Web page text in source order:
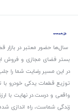
سال‌ها حضور معتبر در
بستر فضای مجازی و فروش
در این مسیر رضایت شما را
توزیع قطعات یدکی خودرو
واقعی و درست.در نهایت با
زندگی شماست، راه اندازی